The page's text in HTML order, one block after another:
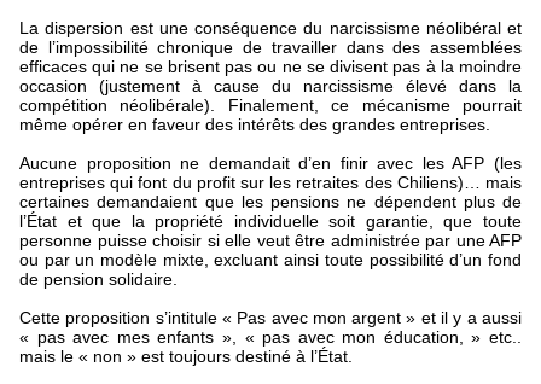
La dispersion est une conséquence du narcissisme néolibéral et
de l’impossibilité chronique de travailler dans des assemblées
efficaces qui ne se brisent pas ou ne se divisent pas à la moindre
occasion (justement à cause du narcissisme élevé dans la
compétition néolibérale). Finalement, ce mécanisme pourrait
même opérer en faveur des intérêts des grandes entreprises.
Aucune proposition ne demandait d’en finir avec les AFP (les
entreprises qui font du profit sur les retraites des Chiliens)… mais
certaines demandaient que les pensions ne dépendent plus de
l’État et que la propriété individuelle soit garantie, que toute
personne puisse choisir si elle veut être administrée par une AFP
ou par un modèle mixte, excluant ainsi toute possibilité d’un fond
de pension solidaire.
Cette proposition s’intitule « Pas avec mon argent » et il y a aussi
« pas avec mes enfants », « pas avec mon éducation, » etc..
mais le « non » est toujours destiné à l’État.